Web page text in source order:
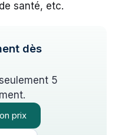
santé, etc.
dès
5
prix